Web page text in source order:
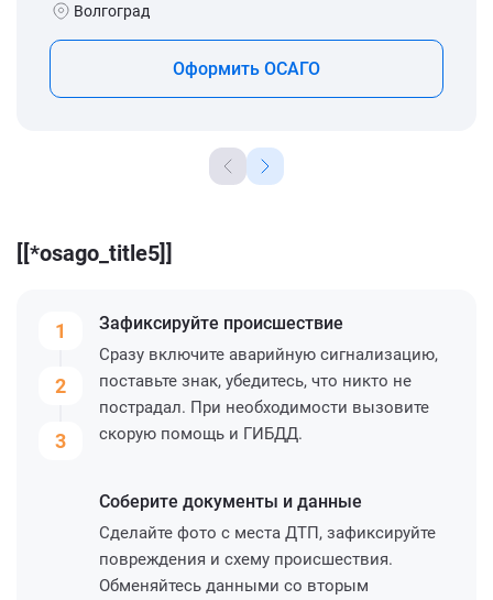
Волгоград
Оформить ОСАГО
[[*osago_title5]]
1
2
3
Зафиксируйте происшествие
Сразу включите аварийную сигнализацию,
поставьте знак, убедитесь, что никто не
пострадал. При необходимости вызовите
скорую помощь и ГИБДД.
Соберите документы и данные
Сделайте фото с места ДТП, зафиксируйте
повреждения и схему происшествия.
Обменяйтесь данными со вторым